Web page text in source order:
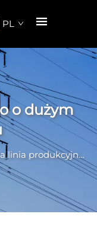
PL
o dużym
linia produkcyjna